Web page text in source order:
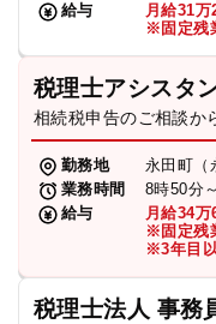
給与
月給31
※固定残
税理士アシスタ
相続税申告のご相談か
勤務地
永田町（
業務時間
8時50分
給与
月給34
※固定残
※3年目
税理士法人 事務